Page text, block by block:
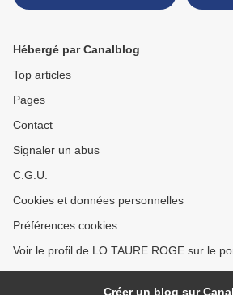
de la statue de Nimeño II
Hébergé par Canalblog
Top articles
Pages
Contact
Signaler un abus
C.G.U.
Cookies et données personnelles
Préférences cookies
Voir le profil de LO TAURE ROGE sur le
Créer un blog sur